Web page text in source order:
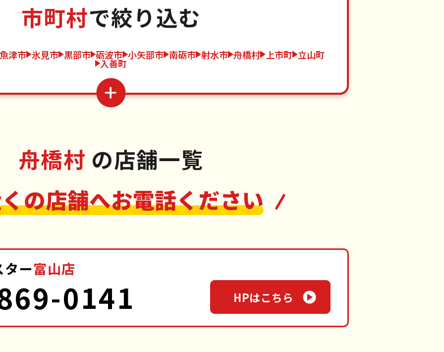
市町村で絞り込む
津市 氷見市 黒部市 砺波市 小矢部市 南砺市 射水市 舟橋村 上市町 立山町
入善町
舟橋村 の店舗一覧
の店舗へお電話ください
ー富山店
0141 HPはこちら